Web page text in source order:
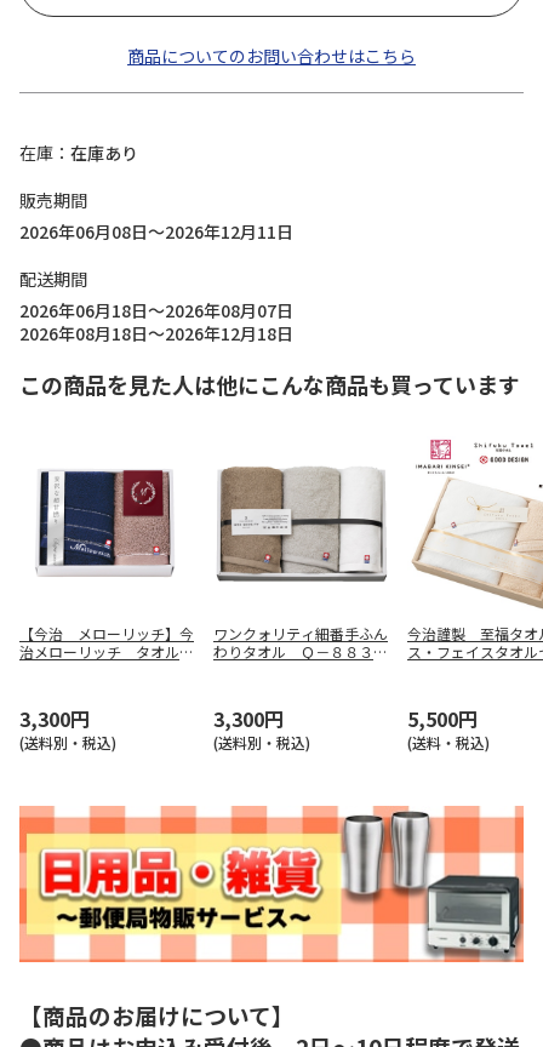
商品についてのお問い合わせはこちら
在庫
在庫あり
販売期間
2026年06月08日～2026年12月11日
配送期間
2026年06月18日～2026年08月07日
2026年08月18日～2026年12月18日
この商品を見た人は他にこんな商品も買っています
【今治 メローリッチ】今
治メローリッチ タオルセ
3,300円
(送料別・税込)
ワンクォリティ細番手ふん
わりタオル Ｑ－８８３０
3,300円
(送料別・税込)
今治謹製 至福タ
ス・フェイスタオル
5,500円
(送料・税込)
【商品のお届けについて】